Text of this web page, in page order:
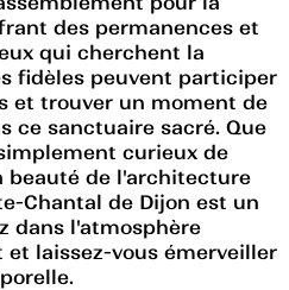
des permanences et
qui cherchent la
fidèles peuvent participer
et trouver un moment de
ce sanctuaire sacré. Que
curieux de
de l'architecture
Chantal de Dijon est un
dans l'atmosphère
laissez-vous émerveiller